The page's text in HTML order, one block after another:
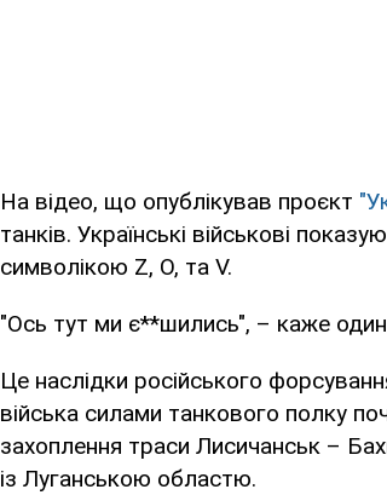
На відео, що опублікував проєкт
танків. Українські військові
символікою Z, O, та V.
"Ось тут ми є**шились", – каже один
Це наслідки російського
війська силами танкового полку
захоплення траси Лисичанськ –
із Луганською областю.